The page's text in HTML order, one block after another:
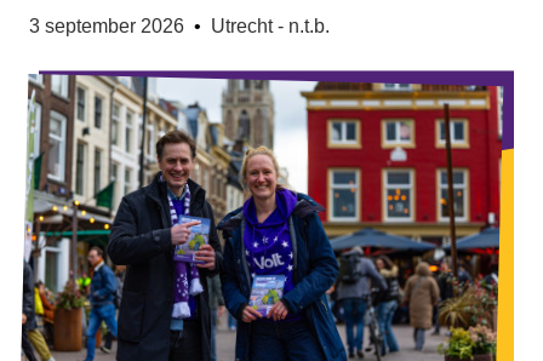
3 september 2026 • Utrecht - n.t.b.